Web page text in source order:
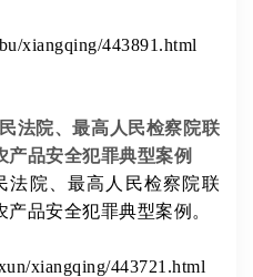
xiangqing/443891.html
法院、最高人民检察院联
品安全犯罪典型案例
法院、最高人民检察院联
品安全犯罪典型案例。
xiangqing/443721.html